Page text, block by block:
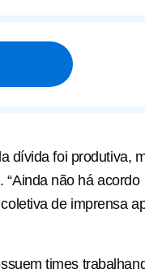
dívida foi produtiva,
não há acordo
de imprensa
times